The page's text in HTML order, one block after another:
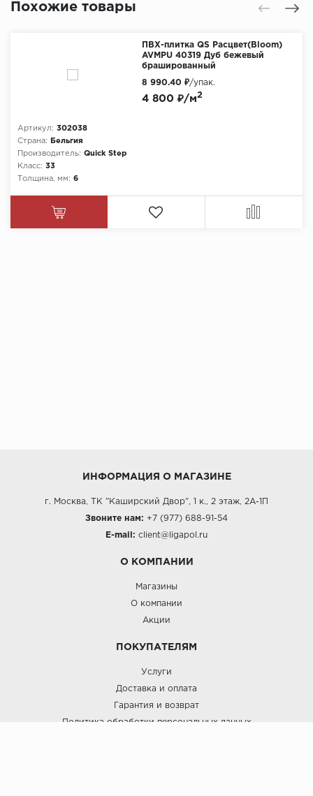
Похожие товары
ПВХ-плитка QS Расцвет(Bloom)
AVMPU 40319 Дуб бежевый
брашированный
Артикул: 302038
Страна:
Бельгия
Производитель: Quick Step
Класс: 33
Толщина, мм: 6
4 800 ₽/м2
8 990.40 ₽/упак.
ИНФОРМАЦИЯ О МАГАЗИНЕ
г. Москва, ТК "Каширский Двор", 1 к., 2 этаж, 2А-1П
Звоните нам: +7 (977) 688-91-54
E-mail: client@ligapol.ru
О КОМПАНИИ
Магазины
О компании
Акции
ПОКУПАТЕЛЯМ
Услуги
Доставка и оплата
Гарантия и возврат
Политика обработки персональных данных